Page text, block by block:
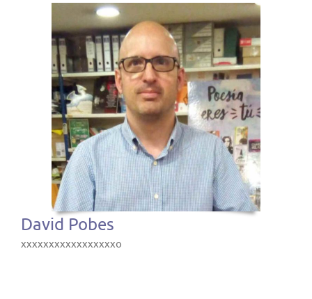
David Pobes
xxxxxxxxxxxxxxxxxo